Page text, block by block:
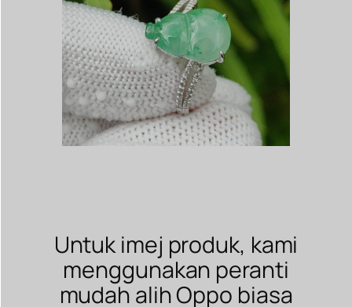
Untuk imej produk, kami
menggunakan peranti
mudah alih Oppo biasa